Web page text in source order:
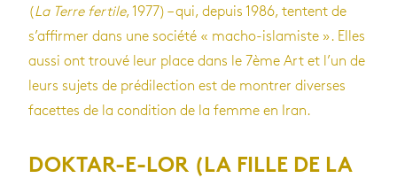
(La Terre fer­tile, 1977) – qui, depuis 1986, tentent de
s’af­fir­mer dans une société « macho-isla­miste ». Elles
aussi ont trouvé leur place dans le 7ème Art et l’un de
leurs sujets de pré­di­lec­tion est de mon­trer diverses
facettes de la condi­tion de la femme en Iran.
DOKTAR-E-LOR (LA FILLE DE LA